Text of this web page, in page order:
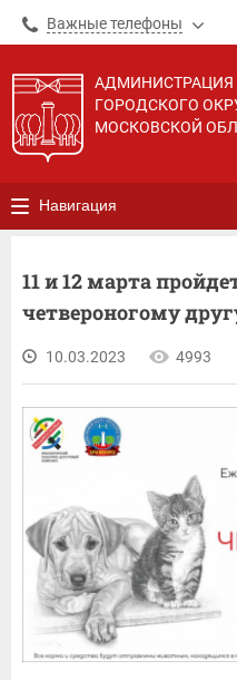
Важные телефоны
АДМИНИСТРАЦИЯ
ГОРОДСКОГО
МОСКОВСКОЙ
Навигация
11 и 12 марта
четвероногому
10.03.2023 4993